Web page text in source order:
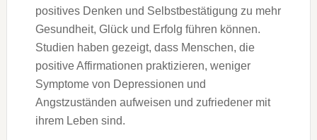
positives Denken und Selbstbestätigung zu mehr
Gesundheit, Glück und Erfolg führen können.
Studien haben gezeigt, dass Menschen, die
positive Affirmationen praktizieren, weniger
Symptome von Depressionen und
Angstzuständen aufweisen und zufriedener mit
ihrem Leben sind.